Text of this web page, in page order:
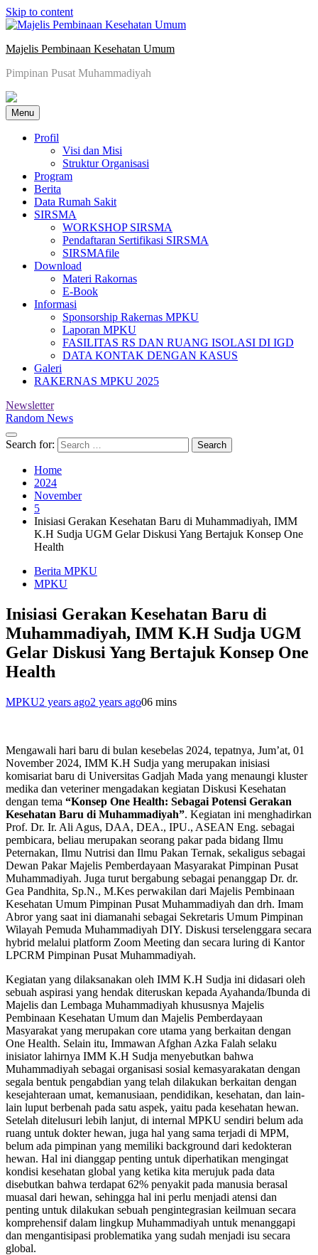
Skip to content
Majelis Pembinaan Kesehatan Umum
Pimpinan Pusat Muhammadiyah
Menu
Profil
Visi dan Misi
Struktur Organisasi
Program
Berita
Data Rumah Sakit
SIRSMA
WORKSHOP SIRSMA
Pendaftaran Sertifikasi SIRSMA
SIRSMAfile
Download
Materi Rakornas
E-Book
Informasi
Sponsorship Rakernas MPKU
Laporan MPKU
FASILITAS RS DAN RUANG ISOLASI DI IGD
DATA KONTAK DENGAN KASUS
Galeri
RAKERNAS MPKU 2025
Newsletter
Random News
Search for:
Home
2024
November
5
Inisiasi Gerakan Kesehatan Baru di Muhammadiyah, IMM
K.H Sudja UGM Gelar Diskusi Yang Bertajuk Konsep One
Health
Berita MPKU
MPKU
Inisiasi Gerakan Kesehatan Baru di
Muhammadiyah, IMM K.H Sudja UGM
Gelar Diskusi Yang Bertajuk Konsep One
Health
MPKU2 years ago2 years ago06 mins
Mengawali hari baru di bulan kesebelas 2024, tepatnya, Jum’at, 01
November 2024, IMM K.H Sudja yang merupakan inisiasi
komisariat baru di Universitas Gadjah Mada yang menaungi kluster
medika dan veteriner mengadakan kegiatan Diskusi Kesehatan
dengan tema “Konsep One Health: Sebagai Potensi Gerakan
Kesehatan Baru di Muhammadiyah”. Kegiatan ini menghadirkan
Prof. Dr. Ir. Ali Agus, DAA, DEA., IPU., ASEAN Eng. sebagai
pembicara, beliau merupakan seorang pakar pada bidang Ilmu
Peternakan, Ilmu Nutrisi dan Ilmu Pakan Ternak, sekaligus sebagai
Dewan Pakar Majelis Pemberdayaan Masyarakat Pimpinan Pusat
Muhammadiyah. Juga turut bergabung sebagai penanggap Dr. dr.
Gea Pandhita, Sp.N., M.Kes perwakilan dari Majelis Pembinaan
Kesehatan Umum Pimpinan Pusat Muhammadiyah dan drh. Imam
Abror yang saat ini diamanahi sebagai Sekretaris Umum Pimpinan
Wilayah Pemuda Muhammadiyah DIY. Diskusi terselenggara secara
hybrid melalui platform Zoom Meeting dan secara luring di Kantor
LPCRM Pimpinan Pusat Muhammadiyah.
Kegiatan yang dilaksanakan oleh IMM K.H Sudja ini didasari oleh
sebuah aspirasi yang hendak diteruskan kepada Ayahanda/Ibunda di
Majelis dan Lembaga Muhammadiyah khususnya Majelis
Pembinaan Kesehatan Umum dan Majelis Pemberdayaan
Masyarakat yang merupakan core utama yang berkaitan dengan
One Health. Selain itu, Immawan Afghan Azka Falah selaku
inisiator lahirnya IMM K.H Sudja menyebutkan bahwa
Muhammadiyah sebagai organisasi sosial kemasyarakatan dengan
segala bentuk pengabdian yang telah dilakukan berkaitan dengan
kesejahteraan umat, kemanusiaan, pendidikan, kesehatan, dan lain-
lain luput berbenah pada satu aspek, yaitu pada kesehatan hewan.
Setelah ditelusuri lebih lanjut, di internal MPKU sendiri belum ada
ruang untuk dokter hewan, juga hal yang sama terjadi di MPM,
belum ada pimpinan yang memiliki background dari kedokteran
hewan. Hal ini dianggap penting untuk diperhatikan mengingat
kondisi kesehatan global yang ketika kita merujuk pada data
disebutkan bahwa terdapat 62% penyakit pada manusia berasal
muasal dari hewan, sehingga hal ini perlu menjadi atensi dan
penting untuk dilakukan sebuah pengintegrasian keilmuan secara
komprehensif dalam lingkup Muhammadiyah untuk menanggapi
dan mengantisipasi problematika yang sudah menjadi isu secara
global.